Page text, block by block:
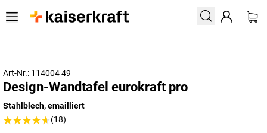
Art-Nr.: 114004 49
Design-Wandtafel eurokraft pro
Stahlblech, emailliert
(18)